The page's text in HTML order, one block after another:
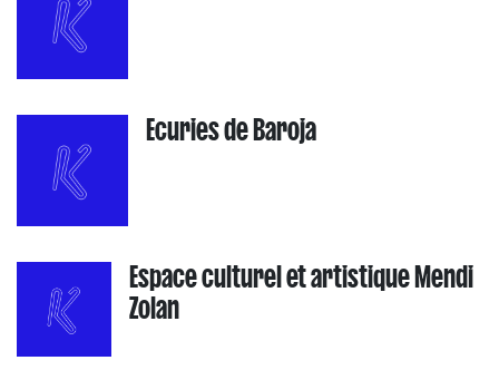
Ecuries de Baroja
Espace culturel et artistique Mendi
Zolan